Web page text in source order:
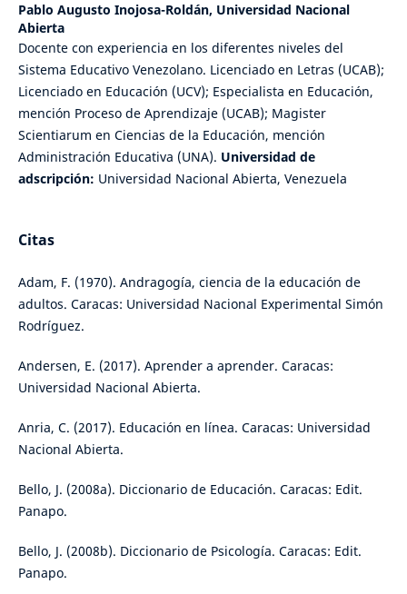
Pablo Augusto Inojosa-Roldán, Universidad Nacional
Abierta
Docente con experiencia en los diferentes niveles del
Sistema Educativo Venezolano. Licenciado en Letras (UCAB);
Licenciado en Educación (UCV); Especialista en Educación,
mención Proceso de Aprendizaje (UCAB); Magister
Scientiarum en Ciencias de la Educación, mención
Administración Educativa (UNA). Universidad de
adscripción: Universidad Nacional Abierta, Venezuela
Citas
Adam, F. (1970). Andragogía, ciencia de la educación de
adultos. Caracas: Universidad Nacional Experimental Simón
Rodríguez.
Andersen, E. (2017). Aprender a aprender. Caracas:
Universidad Nacional Abierta.
Anria, C. (2017). Educación en línea. Caracas: Universidad
Nacional Abierta.
Bello, J. (2008a). Diccionario de Educación. Caracas: Edit.
Panapo.
Bello, J. (2008b). Diccionario de Psicología. Caracas: Edit.
Panapo.